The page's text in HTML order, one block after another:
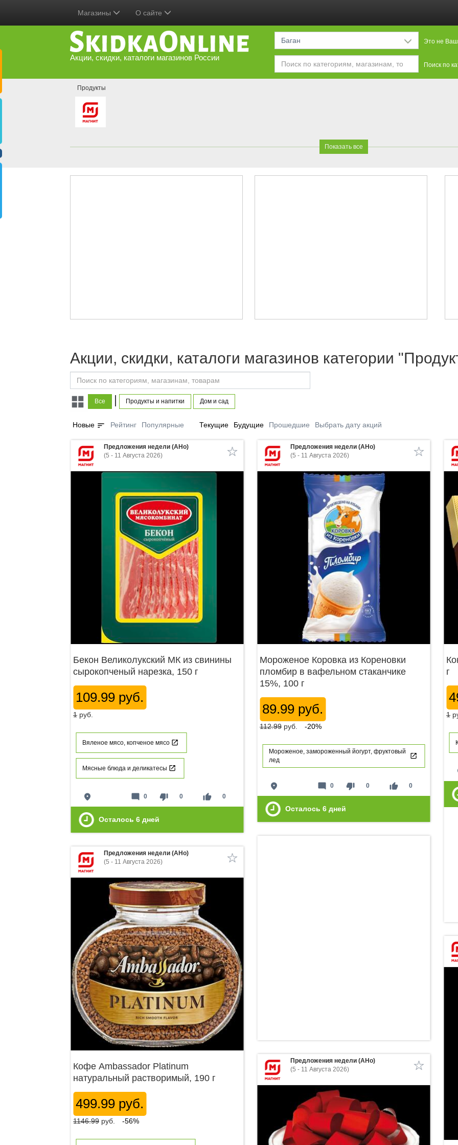
Магазины О сайте
Акции, скидки, каталоги магазинов России
Баган Это не Ваш
Поиск по
Продукты
Показать все
Акции, скидки, каталоги магазинов категории
Все | Продукты и напитки Дом и сад
Новые sort Рейтинг Популярные Текущие Будущие Прошедшие Выбрать дату акций
Предложения недели (АНо)
(5 - 11 Августа 2026)
Бекон Великолукский МК из свинины
сырокопченый нарезка, 150 г
109.99 руб.
1 руб.
Вяленое мясо, копченое мясо
Мясные блюда и деликатесы
place thumb_down 0 thumb_up 0
mode_comment 0
Осталось 6 дней
Предложения недели (АНо)
(5 - 11 Августа 2026)
Мороженое Коровка из Кореновки
пломбир в вафельном стаканчике
15%, 100 г
89.99 руб.
112.99 руб. -20%
Мороженое, замороженный йогурт, фруктовый
лед
place thumb_down 0 thumb_up 0
mode_comment 0
Осталось 6 дней
г
1
Предложения недели (АНо)
(5 - 11 Августа 2026)
Кофе Ambassador Platinum
натуральный растворимый, 190 г
499.99 руб.
1146.99 руб. -56%
Предложения недели (АНо)
(5 - 11 Августа 2026)